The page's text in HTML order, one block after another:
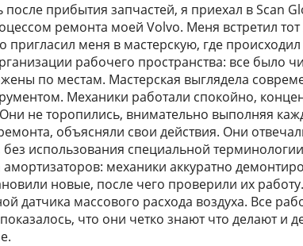
прибытия запчастей, я приехал в Scan
ремонта моей Volvo. Меня встретил
меня в мастерскую, где
рабочего пространства: все было
по местам. Мастерская выглядела
Механики работали спокойно,
не торопились, внимательно выполняя
объясняли свои действия. Они
использования специальной
механики аккуратно
новые, после чего проверили их
датчика массового расхода воздуха. Все
что они четко знают что делают и